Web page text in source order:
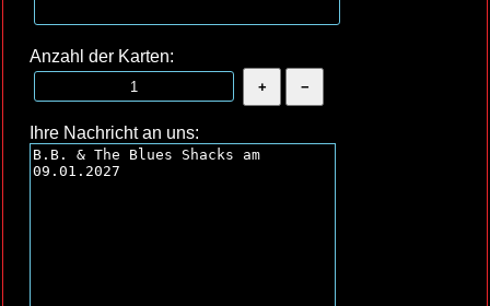
Anzahl der Karten:
Ihre Nachricht an uns: